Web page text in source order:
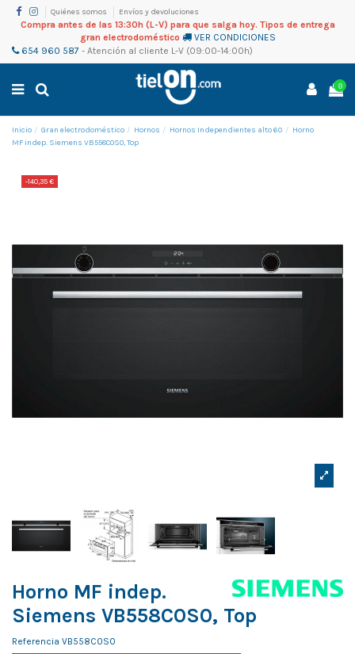
Quiénes somos Envíos y devoluciones
Compra antes de las 13:30h (L-V) para que salga hoy. Tipos de entrega
gran electrodoméstico
VER CONDICIONES
654 960 587 - Atención al cliente L-V (09:00-14:00h)
0
Inicio Gran electrodoméstico Hornos Hornos Independientes alto 60
Horno
MF indep. Siemens VB558C0S0, Top
-140,35 €
Horno MF indep.
Siemens VB558C0S0, Top
Referencia VB558C0S0